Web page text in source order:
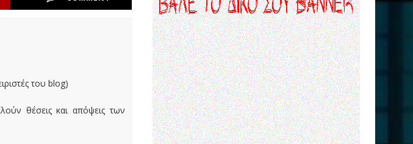
του blog)
θέσεις και απόψεις των